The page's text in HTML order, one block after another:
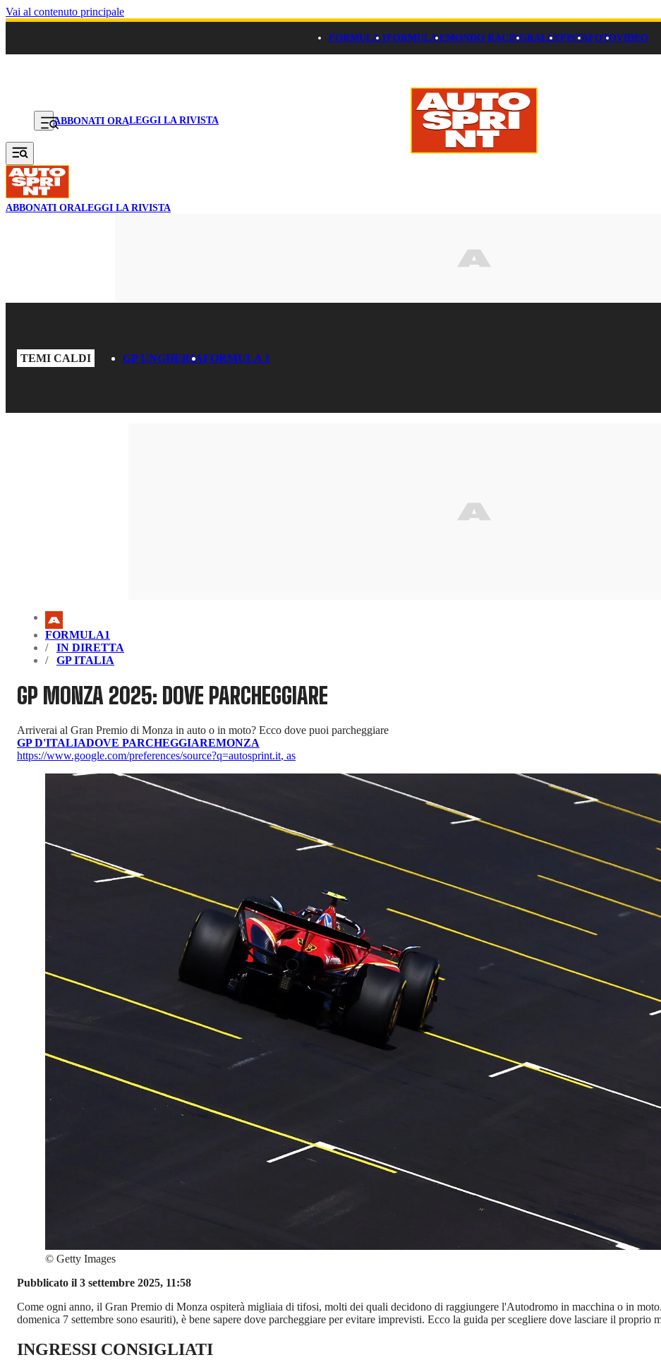
Vai al contenuto principale
FORMULA 1FORMULA EMONDO RACINGRALLYPISTAFOTOVIDEO
ABBONATI ORALEGGI LA RIVISTA
ABBONATI ORALEGGI LA RIVISTA
TEMI CALDI GP UNGHERIAFORMULA 1
FORMULA1
IN DIRETTA
GP ITALIA
GP MONZA 2025: DOVE PARCHEGGIARE
Arriverai al Gran Premio di Monza in auto o in moto? Ecco dove puoi parcheggiare
GP D'ITALIADOVE PARCHEGGIAREMONZA
https://www.google.com/preferences/source?q=autosprint.it, as
© Getty Images
Pubblicato il 3 settembre 2025, 11:58
Come ogni anno, il Gran Premio di Monza ospiterà migliaia di tifosi, molti dei quali decidono di raggiungere l'Autodromo in macchina o in
domenica 7 settembre sono esauriti), è bene sapere dove parcheggiare per evitare imprevisti. Ecco la guida per scegliere dove lasciare il proprio
INGRESSI CONSIGLIATI